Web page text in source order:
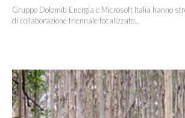
Gruppo Dolomiti Energia e Microsoft Italia hanno
di collaborazione triennale focalizzato...